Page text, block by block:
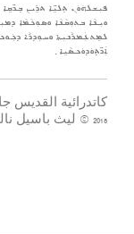
ܦܝܼܫܠܗ݇ܘܿܢ ܬܸܠܝܹ̈ܐ ܬܪܹܝܢ
ܘܝܼܢܵܐ ܒܬܘܼܩܵܢܵܐ ܘܣܘܼܟܵܡܵܐ
ܠܡܸܬܥܲܡܪܵܢܝܼܬܐ ܘܚܘܼܕܪܵܐ
ܐܲܖ̈ܬ݂ܘܿܕܘܿܟܣܵܝܹܐ ݂
كاتدرائية القديس
2018 © ليث باسيل نالبنديان / ميزوبوتاميا